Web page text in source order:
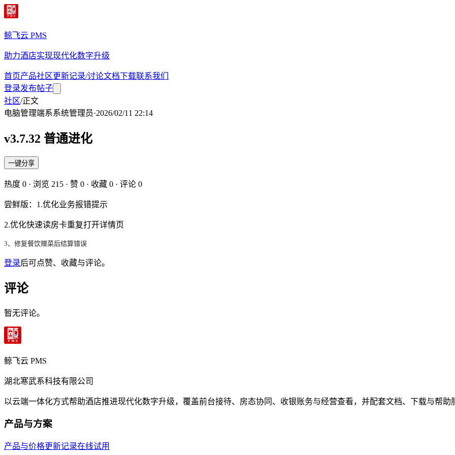
鲸飞云 PMS
助力酒店实现现代化数字升级
首页产品社区更新记录/讨论文档下载联系我们
登录发布帖子
社区/正文
电脑管理端系系统管理员·2026/02/11 22:14
v3.7.32 普通进化
一键分享
热度 0 · 浏览 215 · 赞 0 · 收藏 0 · 评论 0
尝鲜版：1.优化业务报错提示
2.优化快速读房卡重复打开详情页
3、修复餐饮赠菜后结算错误
登录后可点赞、收藏与评论。
评论
暂无评论。
鲸飞云 PMS
湖北寒武系科技有限公司
以云端一体化方式帮助酒店推进现代化数字升级，覆盖前台接待、房态协同、收银账务与经营查看，并配套文档、下载与帮助
产品与方案
产品与价格更新记录在线试用